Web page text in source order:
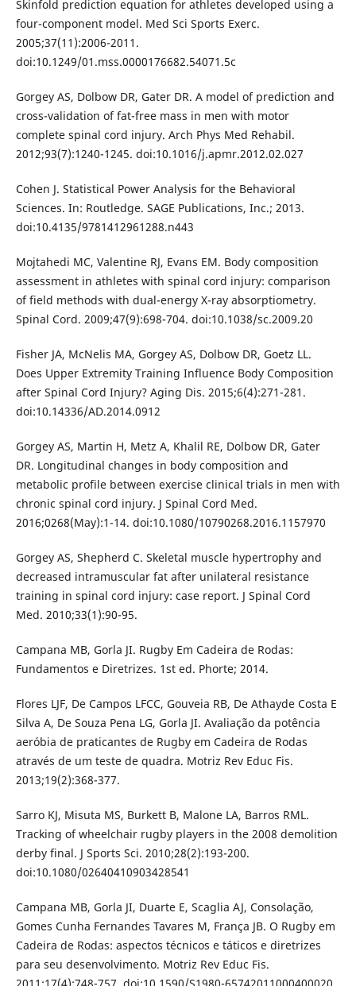
Skinfold prediction equation for athletes developed using a
four-component model. Med Sci Sports Exerc.
2005;37(11):2006-2011.
doi:10.1249/01.mss.0000176682.54071.5c
Gorgey AS, Dolbow DR, Gater DR. A model of prediction and
cross-validation of fat-free mass in men with motor
complete spinal cord injury. Arch Phys Med Rehabil.
2012;93(7):1240-1245. doi:10.1016/j.apmr.2012.02.027
Cohen J. Statistical Power Analysis for the Behavioral
Sciences. In: Routledge. SAGE Publications, Inc.; 2013.
doi:10.4135/9781412961288.n443
Mojtahedi MC, Valentine RJ, Evans EM. Body composition
assessment in athletes with spinal cord injury: comparison
of field methods with dual-energy X-ray absorptiometry.
Spinal Cord. 2009;47(9):698-704. doi:10.1038/sc.2009.20
Fisher JA, McNelis MA, Gorgey AS, Dolbow DR, Goetz LL.
Does Upper Extremity Training Influence Body Composition
after Spinal Cord Injury? Aging Dis. 2015;6(4):271-281.
doi:10.14336/AD.2014.0912
Gorgey AS, Martin H, Metz A, Khalil RE, Dolbow DR, Gater
DR. Longitudinal changes in body composition and
metabolic profile between exercise clinical trials in men with
chronic spinal cord injury. J Spinal Cord Med.
2016;0268(May):1-14. doi:10.1080/10790268.2016.1157970
Gorgey AS, Shepherd C. Skeletal muscle hypertrophy and
decreased intramuscular fat after unilateral resistance
training in spinal cord injury: case report. J Spinal Cord
Med. 2010;33(1):90-95.
Campana MB, Gorla JI. Rugby Em Cadeira de Rodas:
Fundamentos e Diretrizes. 1st ed. Phorte; 2014.
Flores LJF, De Campos LFCC, Gouveia RB, De Athayde Costa E
Silva A, De Souza Pena LG, Gorla JI. Avaliação da potência
aeróbia de praticantes de Rugby em Cadeira de Rodas
através de um teste de quadra. Motriz Rev Educ Fis.
2013;19(2):368-377.
Sarro KJ, Misuta MS, Burkett B, Malone LA, Barros RML.
Tracking of wheelchair rugby players in the 2008 demolition
derby final. J Sports Sci. 2010;28(2):193-200.
doi:10.1080/02640410903428541
Campana MB, Gorla JI, Duarte E, Scaglia AJ, Consolação,
Gomes Cunha Fernandes Tavares M, França JB. O Rugby em
Cadeira de Rodas: aspectos técnicos e táticos e diretrizes
para seu desenvolvimento. Motriz Rev Educ Fis.